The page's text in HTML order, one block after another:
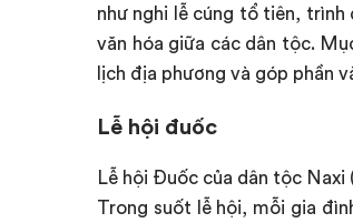
như nghi lễ cúng tổ tiên,
văn hóa giữa các dân tộc.
lịch địa phương và góp phần
Lễ hội đuốc
Lễ hội Đuốc của dân tộc Naxi
Trong suốt lễ hội, mỗi gia